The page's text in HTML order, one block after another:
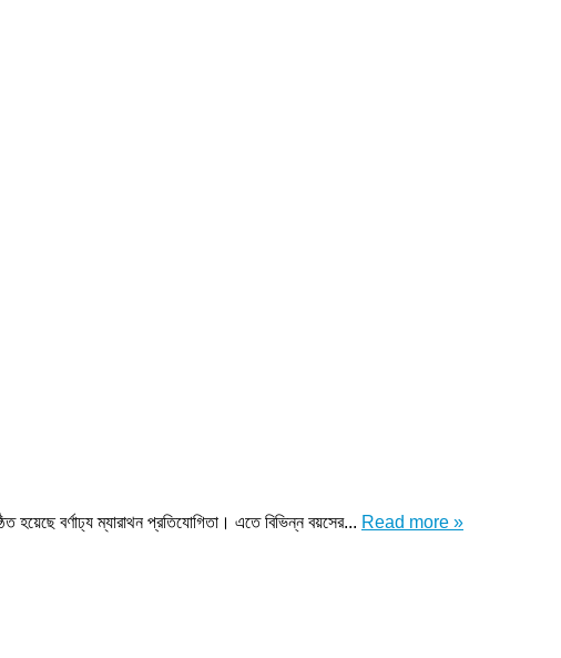
বর্ণাঢ্য ম্যারাথন প্রতিযোগিতা। এতে বিভিন্ন বয়সের... Read more »